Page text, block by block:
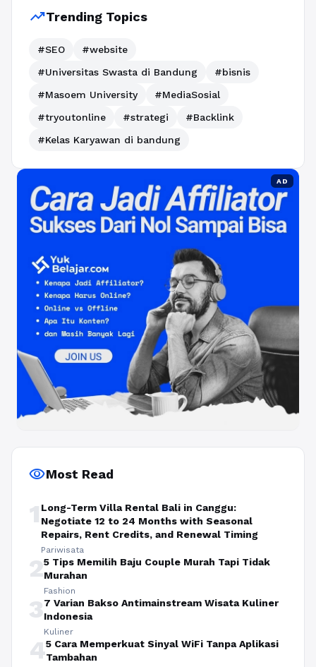
trending_upTrending Topics
#SEO
#website
#Universitas Swasta di Bandung
#bisnis
#Masoem University
#MediaSosial
#tryoutonline
#strategi
#Backlink
#Kelas Karyawan di bandung
AD
visibilityMost Read
1 Long-Term Villa Rental Bali in Canggu:
Negotiate 12 to 24 Months with Seasonal
Repairs, Rent Credits, and Renewal Timing
Pariwisata
25 Tips Memilih Baju Couple Murah Tapi Tidak
Murahan
Fashion
37 Varian Bakso Antimainstream Wisata Kuliner
Indonesia
Kuliner
45 Cara Memperkuat Sinyal WiFi Tanpa Aplikasi
Tambahan